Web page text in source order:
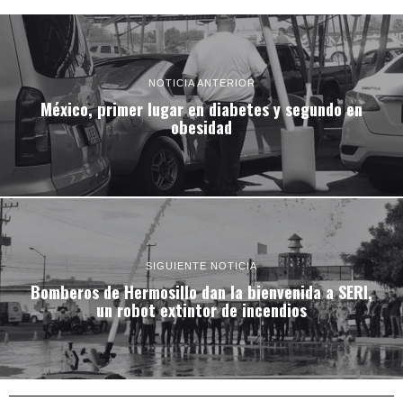
NOTICIA ANTERIOR
México, primer lugar en diabetes y segundo en
obesidad
SIGUIENTE NOTICIA
Bomberos de Hermosillo dan la bienvenida a SERI,
un robot extintor de incendios